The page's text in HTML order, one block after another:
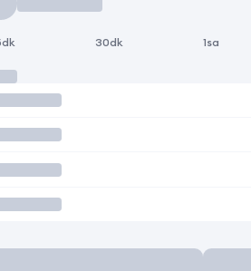
30dk 1sa